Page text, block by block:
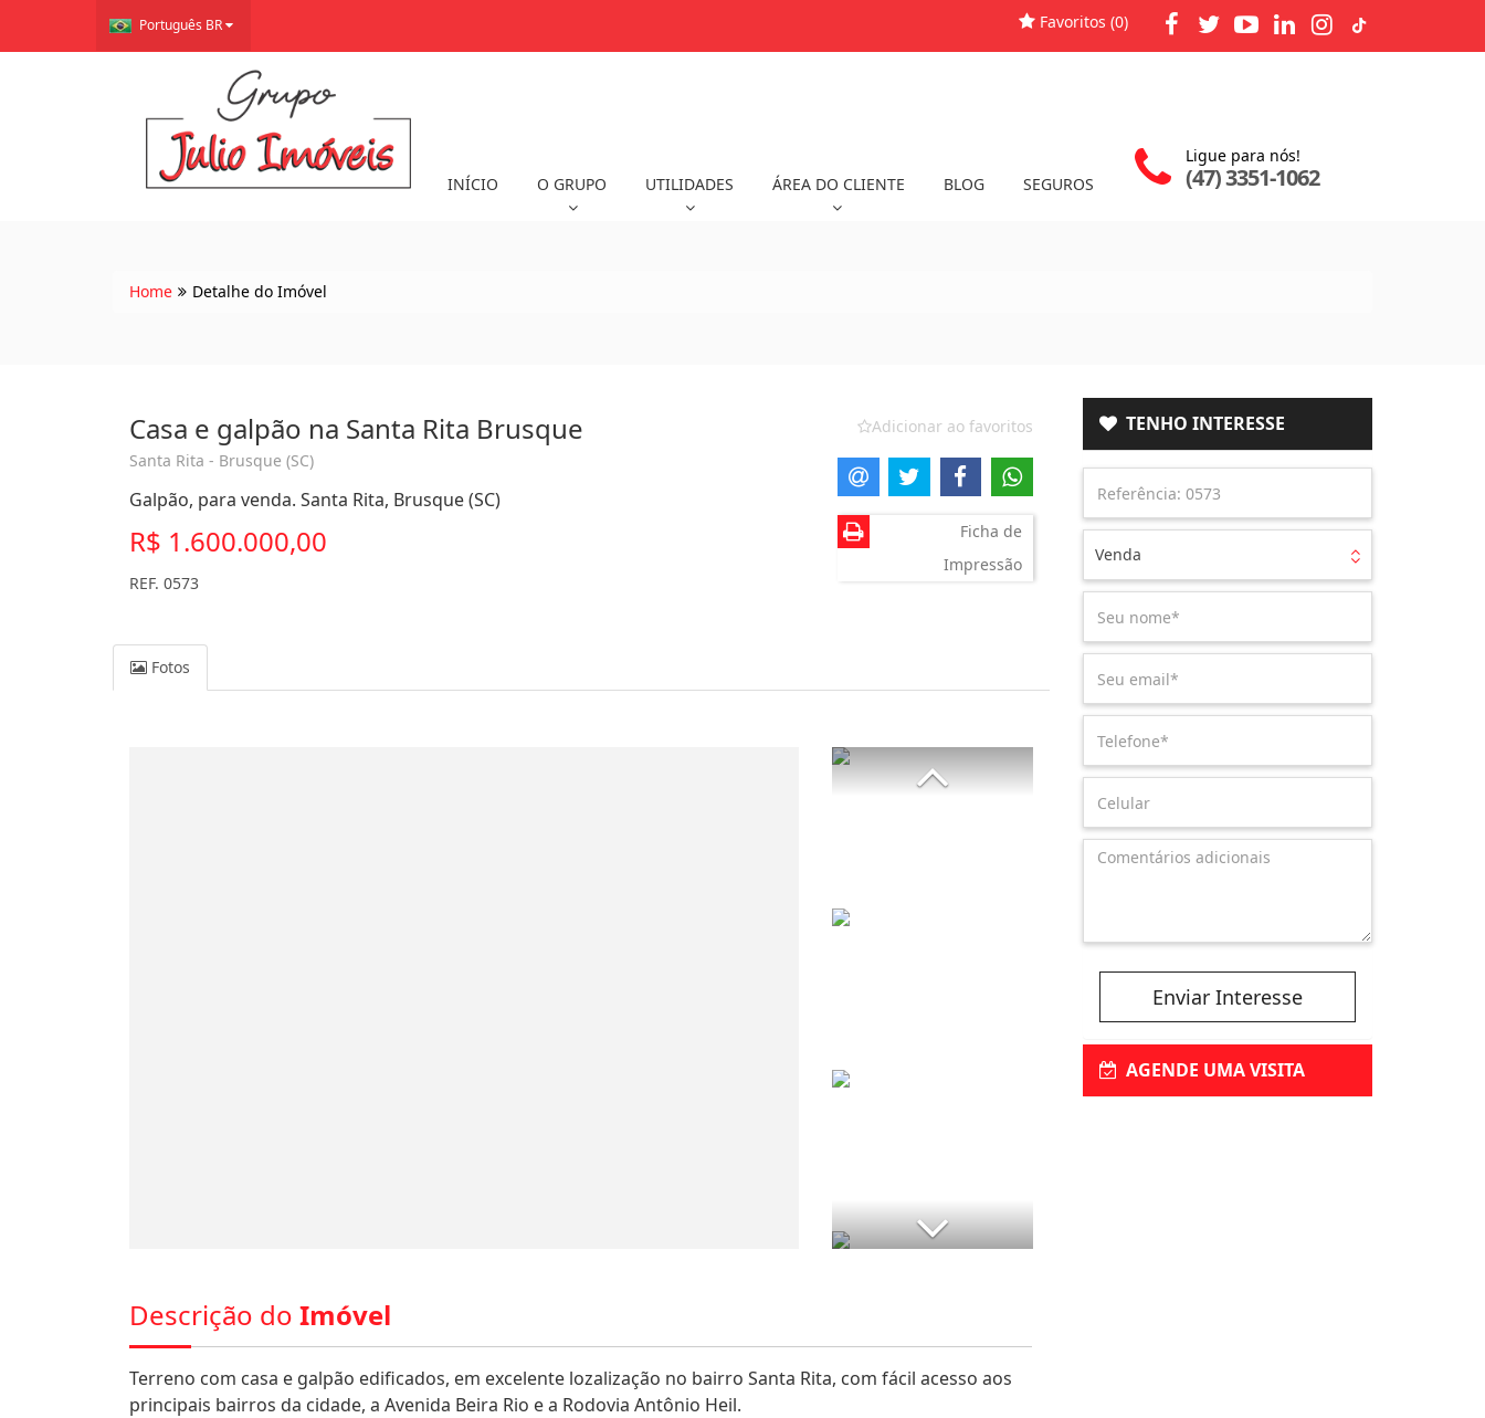
Português BR Favoritos (0)
INÍCIO O GRUPO UTILIDADES ÁREA DO CLIENTE BLOG SEGUROS
Ligue para nós!
(47) 3351-1062
Home Detalhe do Imóvel
Casa e galpão na Santa Rita Brusque
Santa Rita - Brusque (SC)
Galpão, para venda. Santa Rita, Brusque (SC)
R$ 1.600.000,00
REF. 0573
Adicionar ao favoritos
Ficha de
Impressão
Fotos
Descrição do Imóvel
Terreno com casa e galpão edificados, em excelente lozalização no bairro Santa Rita, com fácil acesso aos
principais bairros da cidade, a Avenida Beira Rio e a Rodovia Antônio Heil.
TENHO INTERESSE
Venda
Enviar Interesse